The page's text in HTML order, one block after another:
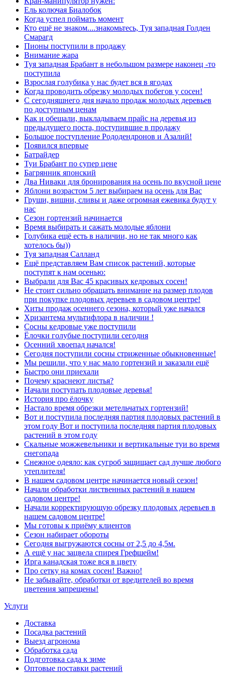
Ель колючая Биалобок
Когда успел поймать момент
Кто ещё не знаком....знакомьтесь, Туя западная Голден
Смарагд
Пионы поступили в продажу
Внимание жара
Туя западная Брабант в небольшом размере наконец -то
поступила
Взрослая голубика у нас будет вся в ягодах
Когда проводить обрезку молодых побегов у сосен!
С сегодняшнего дня начало продаж молодых деревьев
по доступным ценам
Как и обещали, выкладываем прайс на деревья из
предыдущего поста, поступившие в продажу
Большое поступление Рододендронов и Азалий!
Появился впервые
Батрайдер
Туи Брабант по супер цене
Багрянник японский
Два Ниваки для бронирования на осень по вкусной цене
Яблони возрастом 5 лет выбираем на осень для Вас
Груши, вишни, сливы и даже огромная ежевика будут у
нас
Сезон гортензий начинается
Время выбирать и сажать молодые яблони
Голубика ещё есть в наличии, но не так много как
хотелось бы))
Туя западная Салланд
Ещё представляем Вам список растений, которые
поступят к нам осенью:
Выбрали для Вас 45 красивых кедровых сосен!
Не стоит сильно обращать внимание на размер плодов
при покупке плодовых деревьев в садовом центре!
Хиты продаж осеннего сезона, который уже начался
Хризантема мультифлора в наличии !
Сосны кедровые уже поступили
Ёлочки голубые поступили сегодня
Осенний хвоепад начался!
Сегодня поступили сосны стриженные обыкновенные!
Мы решили, что у нас мало гортензий и заказали ещё
Быстро они приехали
Почему краснеют листья?
Начали поступать плодовые деревья!
История про ёлочку
Настало время обрезки метельчатых гортензий!
Вот и поступила последняя партия плодовых растений в
этом году Вот и поступила последняя партия плодовых
растений в этом году
Скальные можжевельники и вертикальные туи во время
снегопада
Снежное одеяло: как сугроб защищает сад лучше любого
утеплителя!
В нашем садовом центре начинается новый сезон!
Начали обработки лиственных растений в нашем
садовом центре!
Начали корректирующую обрезку плодовых деревьев в
нашем садовом центре!
Мы готовы к приёму клиентов
Сезон набирает обороты
Сегодня выгружаются сосны от 2,5 до 4,5м.
А ещё у нас зацвела спирея Грефшейм!
Ирга канадская тоже вся в цвету
Про сетку на комах сосен! Важно!
Не забывайте, обработки от вредителей во время
цветения запрещены!
Услуги
Доставка
Посадка растений
Выезд агронома
Обработка сада
Подготовка сада к зиме
Оптовые поставки растений